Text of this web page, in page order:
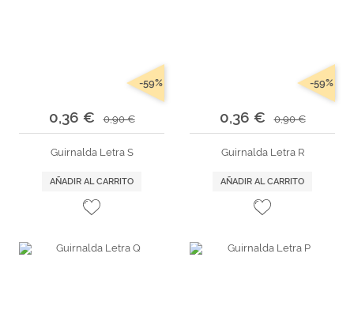
0,36 € 0,90 €
-59%
Guirnalda Letra S
AÑADIR AL CARRITO
0,36 € 0,90 €
-59%
Guirnalda Letra R
AÑADIR AL CARRITO